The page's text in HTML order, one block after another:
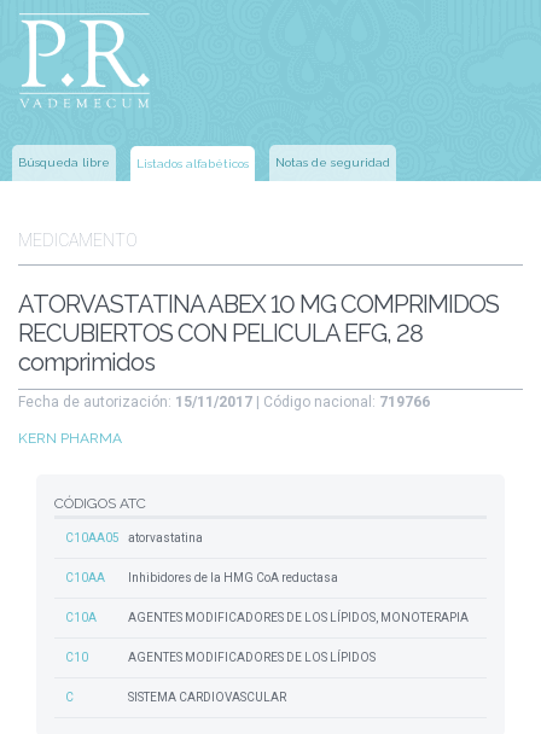
Búsqueda libre Listados alfabéticos Notas de seguridad
MEDICAMENTO
ATORVASTATINA ABEX 10 MG COMPRIMIDOS
RECUBIERTOS CON PELICULA EFG, 28
comprimidos
Fecha de autorización: 15/11/2017 | Código nacional: 719766
KERN PHARMA
CÓDIGOS ATC
C10AA05 atorvastatina
C10AA Inhibidores de la HMG CoA reductasa
C10A AGENTES MODIFICADORES DE LOS LÍPIDOS, MONOTERAPIA
C10 AGENTES MODIFICADORES DE LOS LÍPIDOS
C SISTEMA CARDIOVASCULAR